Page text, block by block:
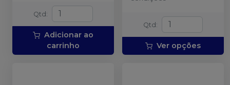
Qtd:
Adicionar ao
carrinho
Qtd:
Ver opções